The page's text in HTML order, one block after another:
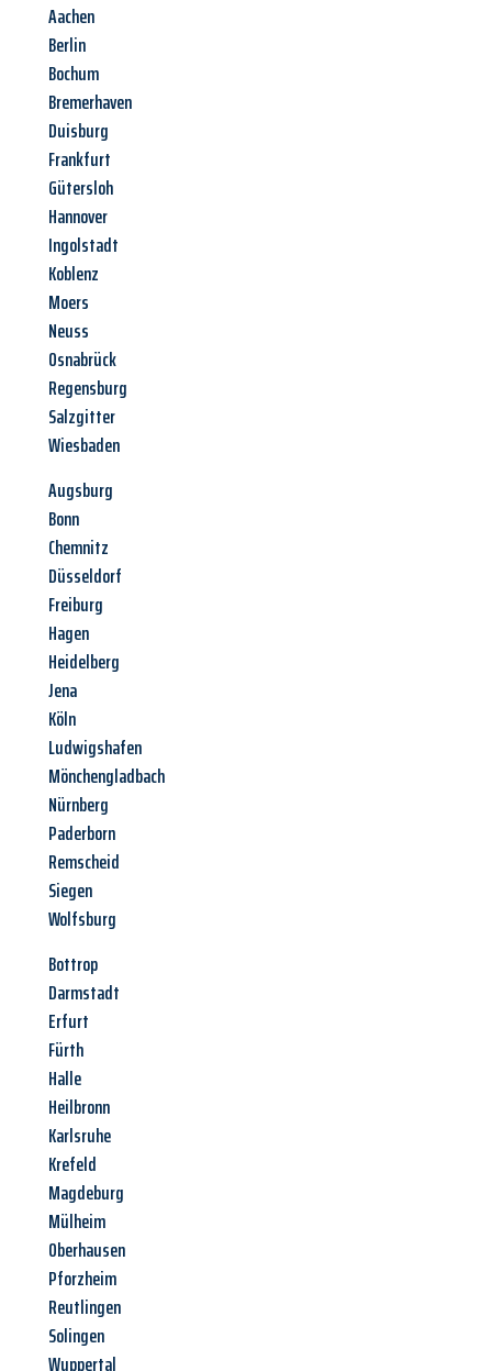
Aachen
Berlin
Bochum
Bremerhaven
Duisburg
Frankfurt
Gütersloh
Hannover
Ingolstadt
Koblenz
Moers
Neuss
Osnabrück
Regensburg
Salzgitter
Wiesbaden
Augsburg
Bonn
Chemnitz
Düsseldorf
Freiburg
Hagen
Heidelberg
Jena
Köln
Ludwigshafen
Mönchengladbach
Nürnberg
Paderborn
Remscheid
Siegen
Wolfsburg
Bottrop
Darmstadt
Erfurt
Fürth
Halle
Heilbronn
Karlsruhe
Krefeld
Magdeburg
Mülheim
Oberhausen
Pforzheim
Reutlingen
Solingen
Wuppertal